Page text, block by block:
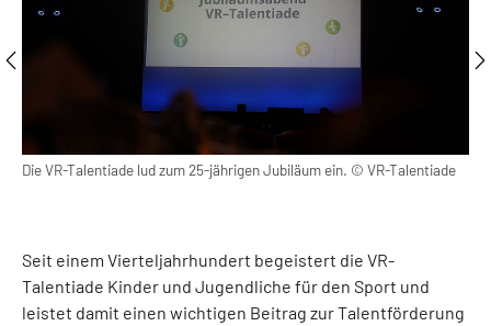
Die VR-Talentiade lud zum 25-jährigen Jubiläum ein. © VR-Talentiade
Seit einem Vierteljahrhundert begeistert die VR-
Talentiade Kinder und Jugendliche für den Sport und
leistet damit einen wichtigen Beitrag zur Talentförderung